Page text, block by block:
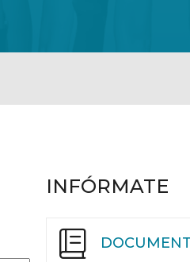
INFÓRMATE